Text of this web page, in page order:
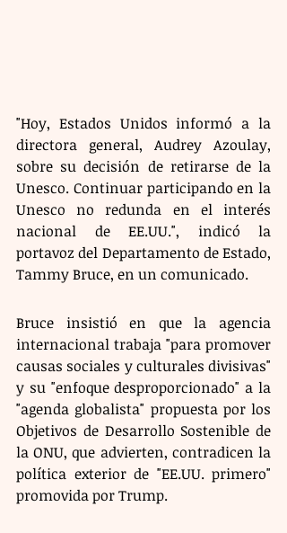
"Hoy, Estados Unidos informó a la
directora general, Audrey Azoulay,
sobre su decisión de retirarse de la
Unesco. Continuar participando en la
Unesco no redunda en el interés
nacional de EE.UU.", indicó la
portavoz del Departamento de Estado,
Tammy Bruce, en un comunicado.
Bruce insistió en que la agencia
internacional trabaja "para promover
causas sociales y culturales divisivas"
y su "enfoque desproporcionado" a la
"agenda globalista" propuesta por los
Objetivos de Desarrollo Sostenible de
la ONU, que advierten, contradicen la
política exterior de "EE.UU. primero"
promovida por Trump.